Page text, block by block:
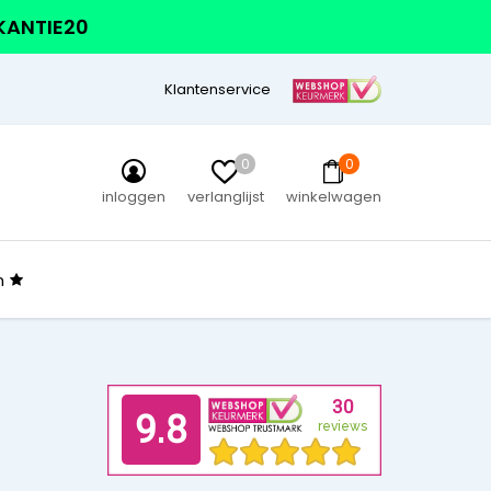
Klantenservice
inloggen
0
verlanglijst
0
winkelwagen